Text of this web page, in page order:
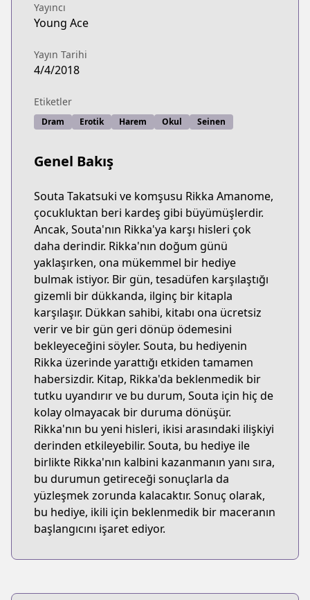
Yayıncı
Young Ace
Yayın Tarihi
4/4/2018
Etiketler
Dram Erotik Harem Okul Seinen
Genel Bakış
Souta Takatsuki ve komşusu Rikka Amanome,
çocukluktan beri kardeş gibi büyümüşlerdir.
Ancak, Souta'nın Rikka'ya karşı hisleri çok
daha derindir. Rikka'nın doğum günü
yaklaşırken, ona mükemmel bir hediye
bulmak istiyor. Bir gün, tesadüfen karşılaştığı
gizemli bir dükkanda, ilginç bir kitapla
karşılaşır. Dükkan sahibi, kitabı ona ücretsiz
verir ve bir gün geri dönüp ödemesini
bekleyeceğini söyler. Souta, bu hediyenin
Rikka üzerinde yarattığı etkiden tamamen
habersizdir. Kitap, Rikka'da beklenmedik bir
tutku uyandırır ve bu durum, Souta için hiç de
kolay olmayacak bir duruma dönüşür.
Rikka'nın bu yeni hisleri, ikisi arasındaki ilişkiyi
derinden etkileyebilir. Souta, bu hediye ile
birlikte Rikka'nın kalbini kazanmanın yanı sıra,
bu durumun getireceği sonuçlarla da
yüzleşmek zorunda kalacaktır. Sonuç olarak,
bu hediye, ikili için beklenmedik bir maceranın
başlangıcını işaret ediyor.